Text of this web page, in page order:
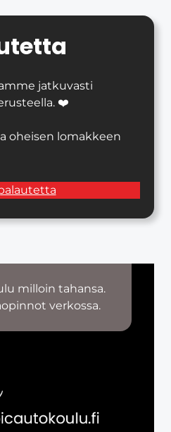
jatkuvasti
❤️
oheisen lomakkeen
milloin tahansa.
verkossa.